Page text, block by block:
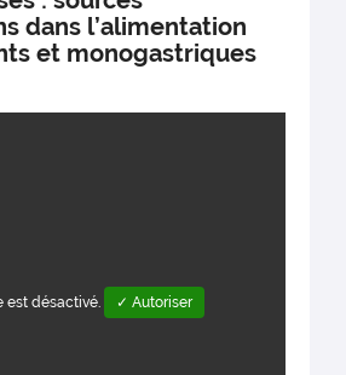
dans l’alimentation
et monogastriques
est désactivé. ✓ Autoriser